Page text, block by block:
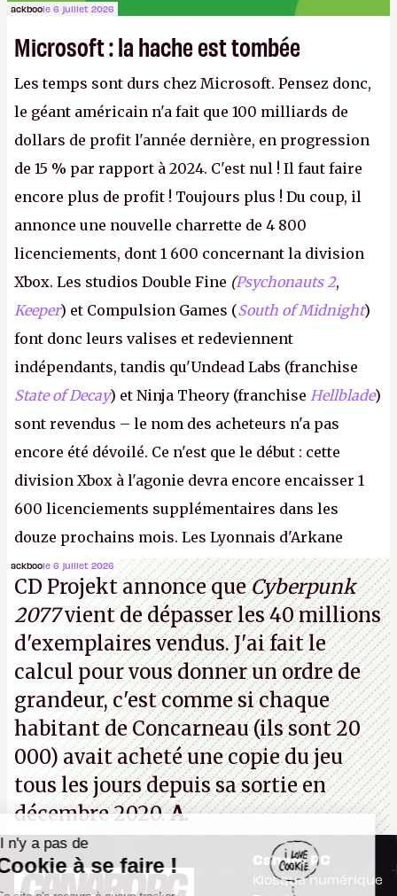
ackboole 6 juillet 2026
Microsoft : la hache est tombée
Les temps sont durs chez Microsoft. Pensez donc,
le géant américain n'a fait que 100 milliards de
dollars de profit l'année dernière, en progression
de 15 % par rapport à 2024. C'est nul ! Il faut faire
encore plus de profit ! Toujours plus ! Du coup, il
annonce une nouvelle charrette de 4 800
licenciements, dont 1 600 concernant la division
Xbox. Les studios Double Fine (Psychonauts 2,
Keeper) et Compulsion Games (South of Midnight)
font donc leurs valises et redeviennent
indépendants, tandis qu'Undead Labs (franchise
State of Decay) et Ninja Theory (franchise Hellblade)
sont revendus – le nom des acheteurs n'a pas
encore été dévoilé. Ce n'est que le début : cette
division Xbox à l'agonie devra encore encaisser 1
600 licenciements supplémentaires dans les
douze prochains mois. Les Lyonnais d'Arkane
(Dishonored, Deathloop) pourraient faire partie des
prochaines victimes, puisque Microsoft a confirmé
vouloir se séparer du studio.A.
ackboole 6 juillet 2026
CD Projekt annonce queCyberpunk
2077vient de dépasser les 40 millions
d'exemplaires vendus. J'ai fait le
calcul pour vous donner un ordre de
grandeur, c'est comme si chaque
habitant de Concarneau (ils sont 20
000) avait acheté une copie du jeu
tous les jours depuis sa sortie en
décembre 2020.A.
Canard PC
Kiosque numérique
Il n'y a pas de
Cookie à se faire !